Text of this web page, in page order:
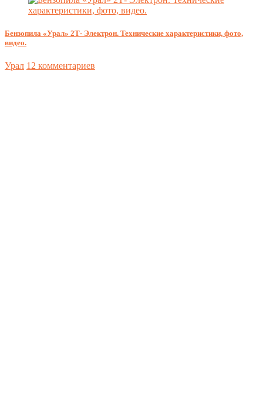
Бензопила «Урал» 2Т- Электрон. Технические характеристики, фото,
видео.
Урал 12 комментариев